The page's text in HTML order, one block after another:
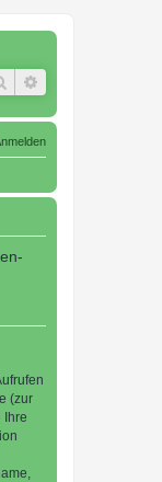
Suche
(zur
Ihre